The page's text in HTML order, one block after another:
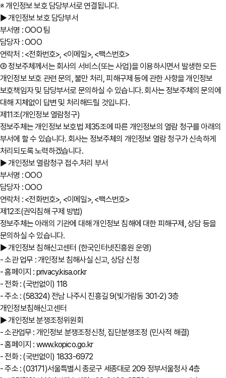
※ 개인정보 보호 담당부서로 연결됩니다.
▶ 개인정보 보호 담당부서
부서명 : OOO 팀
담당자 : OOO
연락처 : <전화번호>, <이메일>, <팩스번호>
② 정보주체께서는 회사의 서비스(또는 사업)을 이용하시면서 발생한 모든
개인정보 보호 관련 문의, 불만 처리, 피해구제 등에 관한 사항을 개인정보
보호책임자 및 담당부서로 문의하실 수 있습니다. 회사는 정보주체의 문의에
대해 지체없이 답변 및 처리해드릴 것입니다.
제11조(개인정보 열람청구)
정보주체는 개인정보 보호법 제35조에 따른 개인정보의 열람 청구를 아래의
부서에 할 수 있습니다. 회사는 정보주체의 개인정보 열람 청구가 신속하게
처리되도록 노력하겠습니다.
▶ 개인정보 열람청구 접수․처리 부서
부서명 : OOO
담당자 : OOO
연락처 : <전화번호>, <이메일>, <팩스번호>
제12조(권익침해 구제 방법)
정보주체는 아래의 기관에 대해 개인정보 침해에 대한 피해구제, 상담 등을
문의하실 수 있습니다.
▶ 개인정보 침해신고센터 (한국인터넷진흥원 운영)
- 소관 업무 : 개인정보 침해사실 신고, 상담 신청
- 홈페이지 : privacy.kisa.or.kr
- 전화 : (국번없이) 118
- 주소 : (58324) 전남 나주시 진흥길 9(빛가람동 301-2) 3층
개인정보침해신고센터
▶ 개인정보 분쟁조정위원회
- 소관업무 : 개인정보 분쟁조정신청, 집단분쟁조정 (민사적 해결)
- 홈페이지 : www.kopico.go.kr
- 전화 : (국번없이) 1833-6972
- 주소 : (03171)서울특별시 종로구 세종대로 209 정부서울청사 4층